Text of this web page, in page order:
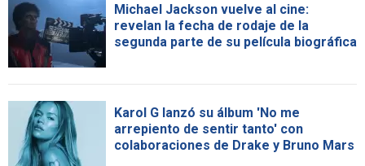
Michael Jackson vuelve al cine:
revelan la fecha de rodaje de la
segunda parte de su película biográfica
Karol G lanzó su álbum 'No me
arrepiento de sentir tanto' con
colaboraciones de Drake y Bruno Mars